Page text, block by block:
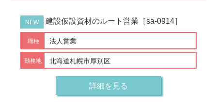
建設仮設資材のルート営業［sa-0914］
法人営業
北海道札幌市厚別区
詳細を見る